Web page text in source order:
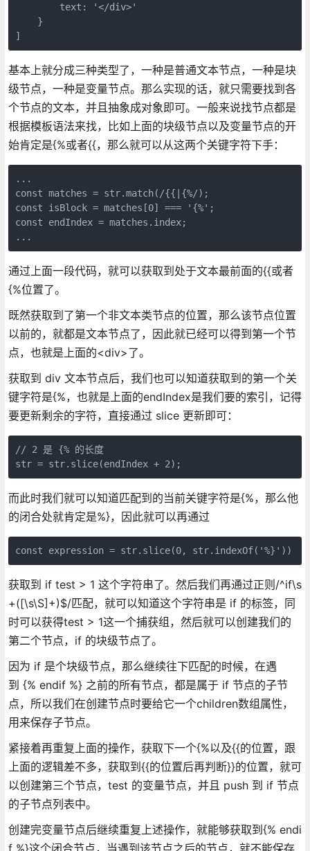
        text: '</div>'
    }
]
基本上就分成三种类型了，一种是普通文本节点，一种是块
级节点，一种是变量节点。那么实现的话，就只需要找到各
个节点的文本，并且抽象成对象即可。一般来说找节点都是
根据模板语法来找，比如上面的块级节点以及变量节点的开
始肯定是{%或者{{，那么就可以从这两个关键字符下手：
...
const matches = str.match(/{{|{%/);
const isBlock = matches[0] === '{%';
const endIndex = matches.index;
...
通过上面一段代码，就可以获取到处于文本最前面的{{或者
{%位置了。
既然获取到了第一个非文本类节点的位置，那么该节点位置
以前的，就都是文本节点了，因此就已经可以得到第一个节
点，也就是上面的<div>了。
获取到 div 文本节点后，我们也可以知道获取到的第一个关
键字符是{%，也就是上面的endIndex是我们要的索引，记得
要更新剩余的字符，直接通过 slice 更新即可：
// 2 是 {% 的长度
str = str.slice(endIndex + 2);
而此时我们就可以知道匹配到的当前关键字符是{%，那么他
的闭合处就肯定是%}，因此就可以再通过
const expression = str.slice(0, str.indexOf('%}'))
获取到 if test > 1 这个字符串了。然后我们再通过正则/^if\s
+([\s\S]+)$/匹配，就可以知道这个字符串是 if 的标签，同
时可以获得test > 1这一个捕获组，然后就可以创建我们的
第二个节点，if 的块级节点了。
因为 if 是个块级节点，那么继续往下匹配的时候，在遇
到 {% endif %} 之前的所有节点，都是属于 if 节点的子节
点，所以我们在创建节点时要给它一个children数组属性，
用来保存子节点。
紧接着再重复上面的操作，获取下一个{%以及{{的位置，跟
上面的逻辑差不多，获取到{{的位置后再判断}}的位置，就可
以创建第三个节点，test 的变量节点，并且 push 到 if 节点
的子节点列表中。
创建完变量节点后继续重复上述操作，就能够获取到{% endi
f %}这个闭合节点，当遇到该节点之后的节点，就不能保存